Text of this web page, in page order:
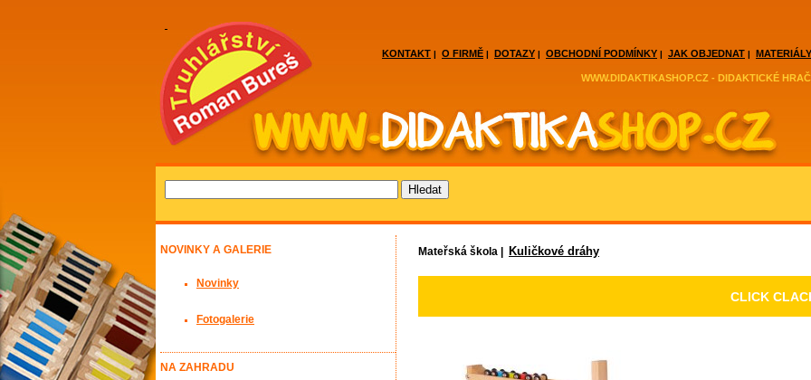
WWW.DIDAKTIKASHOP.CZ - DIDAKTICKÉ
KONTAKT | O FIRMĚ | DOTAZY | OBCHODNÍ PODMÍNKY | JAK OBJEDNAT |
Mateřská škola | Kuličkové dráhy
CLICK
NOVINKY A GALERIE
Novinky
Fotogalerie
NA ZAHRADU